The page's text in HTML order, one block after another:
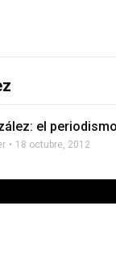
el
18 octubre, 2012